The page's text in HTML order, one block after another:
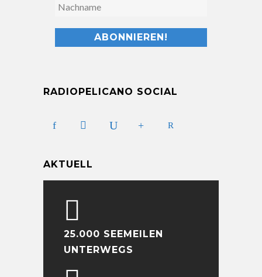
RADIOPELICANO SOCIAL
AKTUELL
25.000 SEEMEILEN
UNTERWEGS